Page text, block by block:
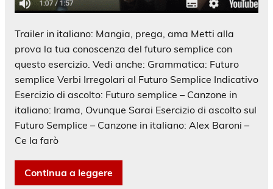
Trailer in italiano: Mangia, prega, ama Metti alla
prova la tua conoscenza del futuro semplice con
questo esercizio. Vedi anche: Grammatica: Futuro
semplice Verbi Irregolari al Futuro Semplice Indicativo
Esercizio di ascolto: Futuro semplice – Canzone in
italiano: Irama, Ovunque Sarai Esercizio di ascolto sul
Futuro Semplice – Canzone in italiano: Alex Baroni –
Ce la farò
Continua a leggere